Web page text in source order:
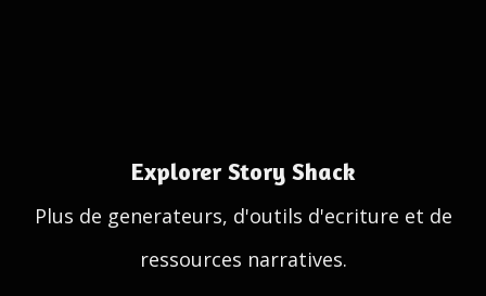
Explorer Story Shack
Plus de generateurs, d'outils d'ecriture et de
ressources narratives.